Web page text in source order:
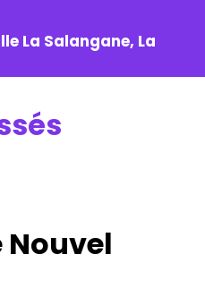
La Salangane, La
Nouvel